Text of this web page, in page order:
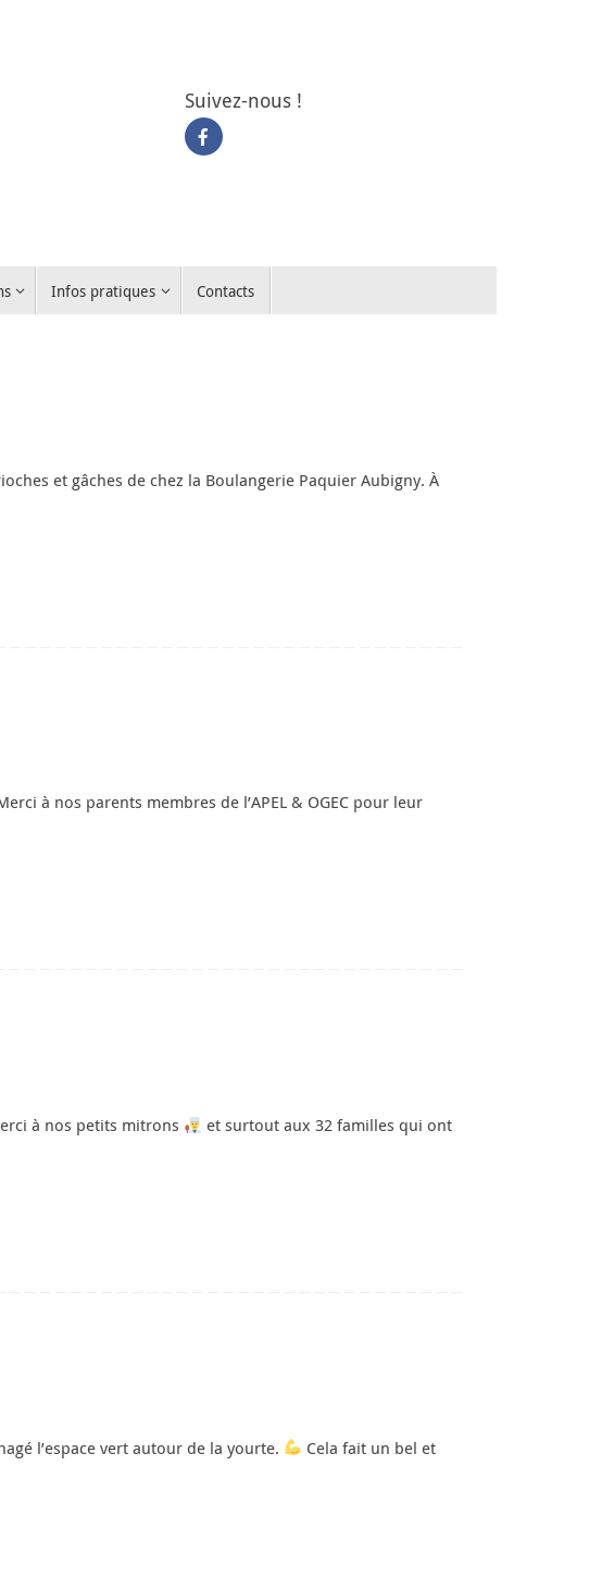
Suivez-nous !
Infos pratiques Contacts
et gâches de chez la Boulangerie Paquier Aubigny. À
à nos parents membres de l’APEL & OGEC pour leur
à nos petits mitrons
et surtout aux 32 familles qui ont
l’espace vert autour de la yourte.
Cela fait un bel et